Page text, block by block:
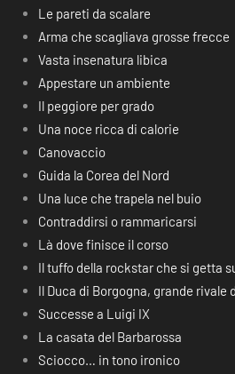
Le pareti da scalare
Arma che scagliava grosse frecce
Vasta insenatura libica
Appestare un ambiente
Il peggiore per grado
Una noce ricca di calorie
Canovaccio
Guida la Corea del Nord
Una luce che trapela nel buio
Contraddirsi o rammaricarsi
Là dove finisce il corso
Il tuffo della rockstar che si getta
Il Duca di Borgogna, grande rivale
Successe a Luigi IX
La casata del Barbarossa
Sciocco… in tono ironico